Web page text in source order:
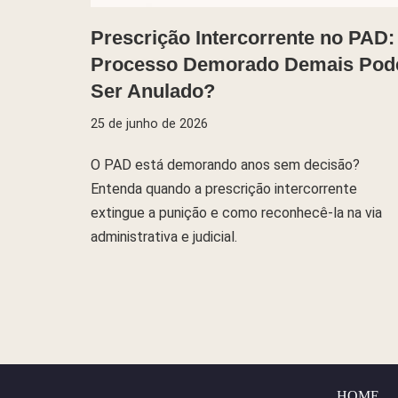
Prescrição Intercorrente no PAD:
Processo Demorado Demais
Ser Anulado?
25 de junho de 2026
O PAD está demorando anos sem decisão?
Entenda quando a prescrição intercorrente
extingue a punição e como reconhecê-la na via
administrativa e judicial.